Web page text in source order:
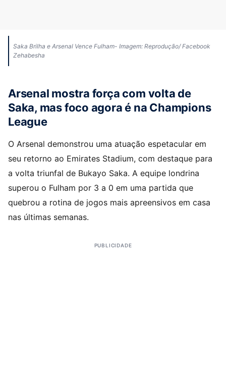
Saka Brilha e Arsenal Vence Fulham- Imagem: Reprodução/ Facebook
Zehabesha
Arsenal mostra força com volta de
Saka, mas foco agora é na Champions
League
O Arsenal demonstrou uma atuação espetacular em
seu retorno ao Emirates Stadium, com destaque para
a volta triunfal de Bukayo Saka. A equipe londrina
superou o Fulham por 3 a 0 em uma partida que
quebrou a rotina de jogos mais apreensivos em casa
nas últimas semanas.
PUBLICIDADE